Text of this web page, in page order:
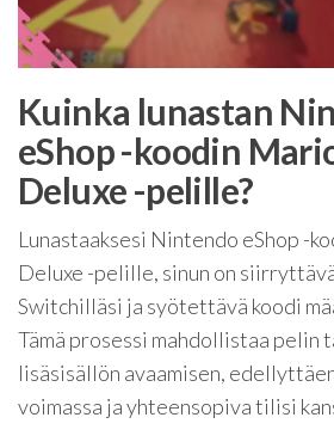
Kuinka lunastan
eShop -koodin
Deluxe -pelille?
Lunastaaksesi Nintendo eShop -
Deluxe -pelille, sinun on
Switchilläsi ja syötettävä koodi
Tämä prosessi mahdollistaa pelin
lisäsisällön avaamisen,
voimassa ja yhteensopiva tilisi